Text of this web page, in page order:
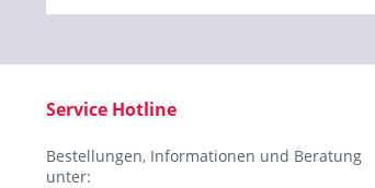
Service Hotline
Bestellungen, Informationen und Beratung
unter: